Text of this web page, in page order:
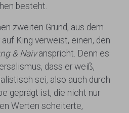
besteht.
zweiten Grund, aus dem
King verweist, einen, den
& Naivanspricht. Denn es
dass er weiß,
sei, also auch durch
geprägt ist, die nicht nur
Werten scheiterte,